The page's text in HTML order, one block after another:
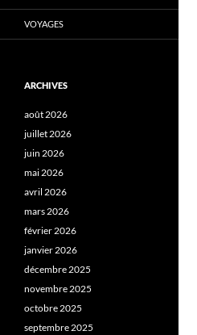
VOYAGES
ARCHIVES
août 2026
juillet 2026
juin 2026
mai 2026
avril 2026
mars 2026
février 2026
janvier 2026
décembre 2025
novembre 2025
octobre 2025
septembre 2025